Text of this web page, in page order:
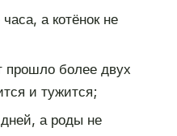
а котёнок не
прошло более двух
и тужится;
а роды не